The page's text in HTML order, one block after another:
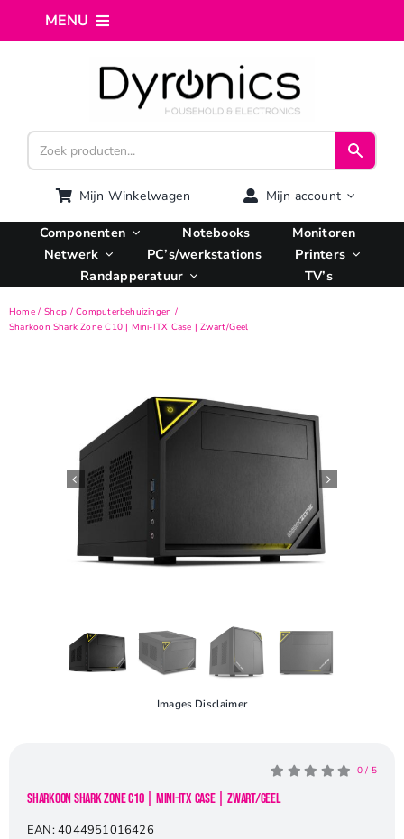
MENU
Webshop
Computer reparatie
AI Integratie
Hosting
Openingstijden
Contact
Mijn Winkelwagen Mijn account
Componenten Notebooks
Monitoren
Netwerk
PC’s/werkstations
Printers
Randapperatuur
TV’s
Home Shop
Computerbehuizingen
Sharkoon Shark Zone C10 | Mini-ITX Case | Zwart/Geel
Images Disclaimer
0 / 5
Sharkoon Shark Zone C10 | Mini-ITX Case | Zwart/Geel
EAN:4044951016426